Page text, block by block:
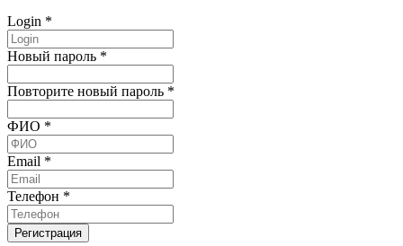
Login *
Новый пароль *
Повторите новый пароль *
ФИО *
Email *
Телефон *